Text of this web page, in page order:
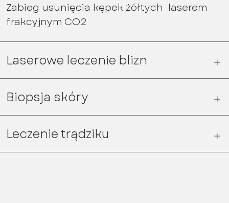
Zabieg usunięcia kępek żółtych laserem
frakcyjnym CO2
Laserowe leczenie blizn
Biopsja skóry
Leczenie trądziku